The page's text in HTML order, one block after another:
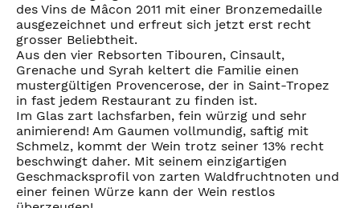
des Vins de Mâcon 2011 mit einer Bronzemedaille
ausgezeichnet und erfreut sich jetzt erst recht
grosser Beliebtheit.
Aus den vier Rebsorten Tibouren, Cinsault,
Grenache und Syrah keltert die Familie einen
mustergültigen Provencerose, der in Saint-Tropez
in fast jedem Restaurant zu finden ist.
Im Glas zart lachsfarben, fein würzig und sehr
animierend! Am Gaumen vollmundig, saftig mit
Schmelz, kommt der Wein trotz seiner 13% recht
beschwingt daher. Mit seinem einzigartigen
Geschmacksprofil von zarten Waldfruchtnoten und
einer feinen Würze kann der Wein restlos